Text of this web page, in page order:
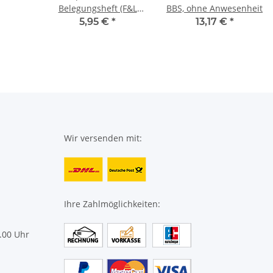
Belegungsheft (F&L
9095-1990)
5,95 € *
BBS, ohne Anwesenheit
13,17 € *
Uhr
Wir versenden mit:
Ihre Zahlmöglichkeiten: